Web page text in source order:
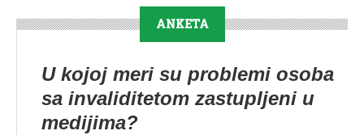
ANKETA
U kojoj meri su problemi osoba
sa invaliditetom zastupljeni u
medijima?